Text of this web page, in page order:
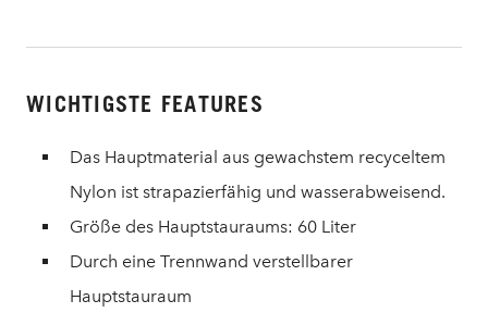
WICHTIGSTE FEATURES
Das Hauptmaterial aus gewachstem recyceltem
Nylon ist strapazierfähig und wasserabweisend.
Größe des Hauptstauraums: 60 Liter
Durch eine Trennwand verstellbarer
Hauptstauraum